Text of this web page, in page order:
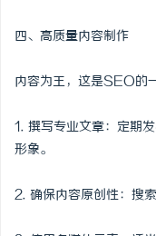
四、高质量内容制作
内容为王，这是SEO的
1. 撰写专业文章：定期
形象。
2. 确保内容原创性：搜